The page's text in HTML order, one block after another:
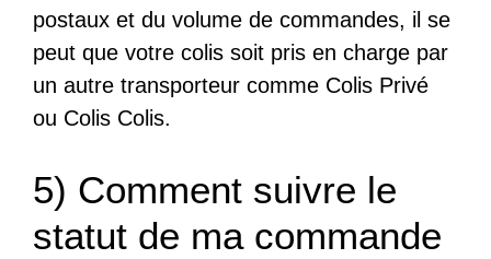
postaux et du volume de commandes, il se
peut que votre colis soit pris en charge par
un autre transporteur comme Colis Privé
ou Colis Colis.
5) Comment suivre le
statut de ma commande